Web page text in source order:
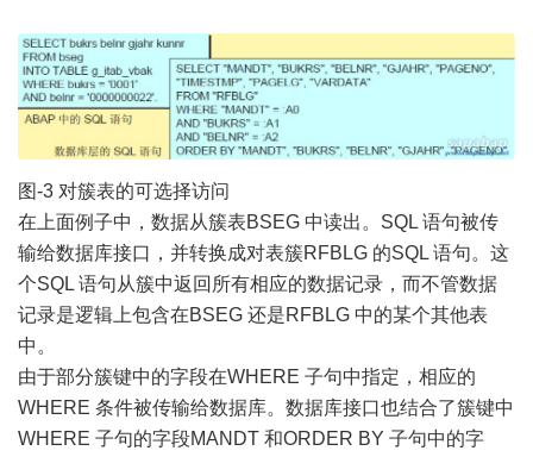
图-3 对簇表的可选择访问
在上面例子中，数据从簇表BSEG 中读出。SQL 语句被传
输给数据库接口，并转换成对表簇RFBLG 的SQL 语句。这
个SQL 语句从簇中返回所有相应的数据记录，而不管数据
记录是逻辑上包含在BSEG 还是RFBLG 中的某个其他表
中。
由于部分簇键中的字段在WHERE 子句中指定，相应的
WHERE 条件被传输给数据库。数据库接口也结合了簇键中
WHERE 子句的字段MANDT 和ORDER BY 子句中的字